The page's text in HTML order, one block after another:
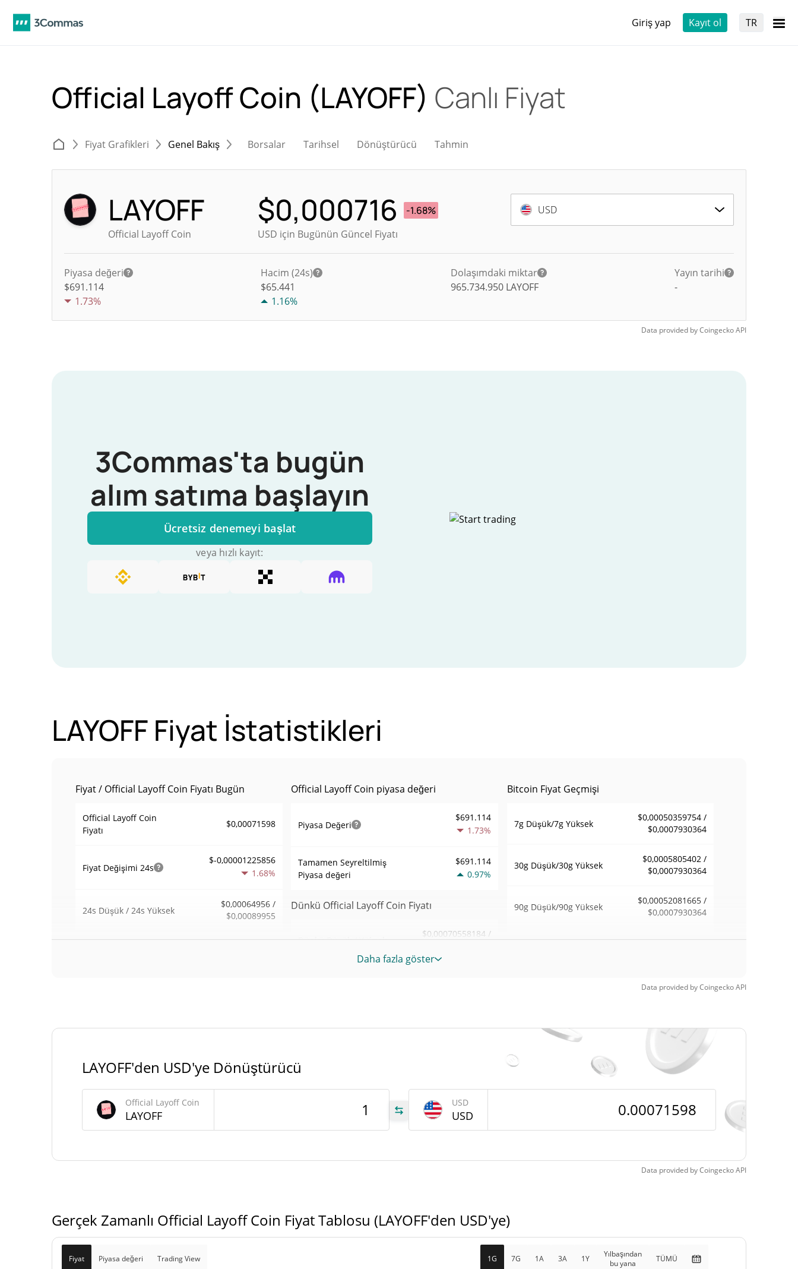
Giriş yap Kayıt ol TR
Official Layoff Coin (LAYOFF) Canlı Fiyat
Fiyat Grafikleri Genel Bakış Borsalar Tarihsel Dönüştürücü Tahmin
LAYOFF
Official Layoff Coin
$0,000716
-1.68%
USD için Bugünün Güncel Fiyatı
USD
Piyasa değeri
$691.114
1.73%
Hacim (24s)
$65.441
1.16%
Dolaşımdaki miktar
965.734.950 LAYOFF
Yayın tarihi
-
Data provided byCoingeckoAPI
3Commas'ta bugün
alım satıma başlayın
Ücretsiz denemeyi başlat
veya hızlı kayıt:
LAYOFF Fiyat İstatistikleri
Fiyat / Official Layoff Coin Fiyatı Bugün
Official Layoff Coin
Fiyatı
$0,00071598
Fiyat Değişimi 24s
$-0,00001225856
1.68%
24s Düşük / 24s Yüksek
$0,00064956 /
$0,00089955
Daloşımdaki Arz 965.734.944,776 LAYOFF
Official Layoff Coin piyasa değeri
Piyasa Değeri
$691.114
1.73%
Tamamen Seyreltilmiş
Piyasa değeri
$691.114
0.97%
Dünkü Official Layoff Coin Fiyatı
Dünkü Düşük / Yüksek
$0,00070558184 /
Bitcoin Fiyat Geçmişi
7g Düşük/7g Yüksek
$0,00050359754 /
$0,0007930364
30g Düşük/30g Yüksek
$0,0005805402 /
$0,0007930364
90g Düşük/90g Yüksek
$0,00052081665 /
$0,0007930364
52 Hafta Düşük / 52
$0,00050359754 /
$0,00418483
Tüm Zamanlar Düşük
$0,00042559
68.23%
Daha fazla göster
Data provided byCoingeckoAPI
LAYOFF'den USD'ye Dönüştürücü
Official Layoff Coin
LAYOFF
USD
USD
Data provided byCoingeckoAPI
Gerçek Zamanlı Official Layoff Coin Fiyat Tablosu (LAYOFF'den USD'ye)
Fiyat Piyasa değeri Trading View 1G 7G 1A 3A 1Y
Yılbaşından
bu yana
TÜMÜ